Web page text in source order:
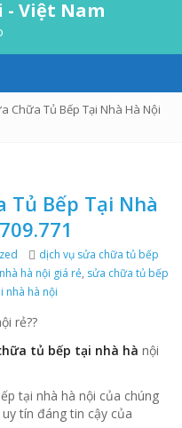
- Việt Nam
Chữa Tủ Bếp Tại Nhà Hà Nội
Tủ Bếp Tại Nhà
Tags
dịch vụ sửa chữa tủ bếp
hà nội giá rẻ, sửa chữa tủ bếp
nhà hà nội
rẻ??
tủ bếp tại nhà hà nội
tại nhà hà nội của chúng
tín đáng tin cậy của